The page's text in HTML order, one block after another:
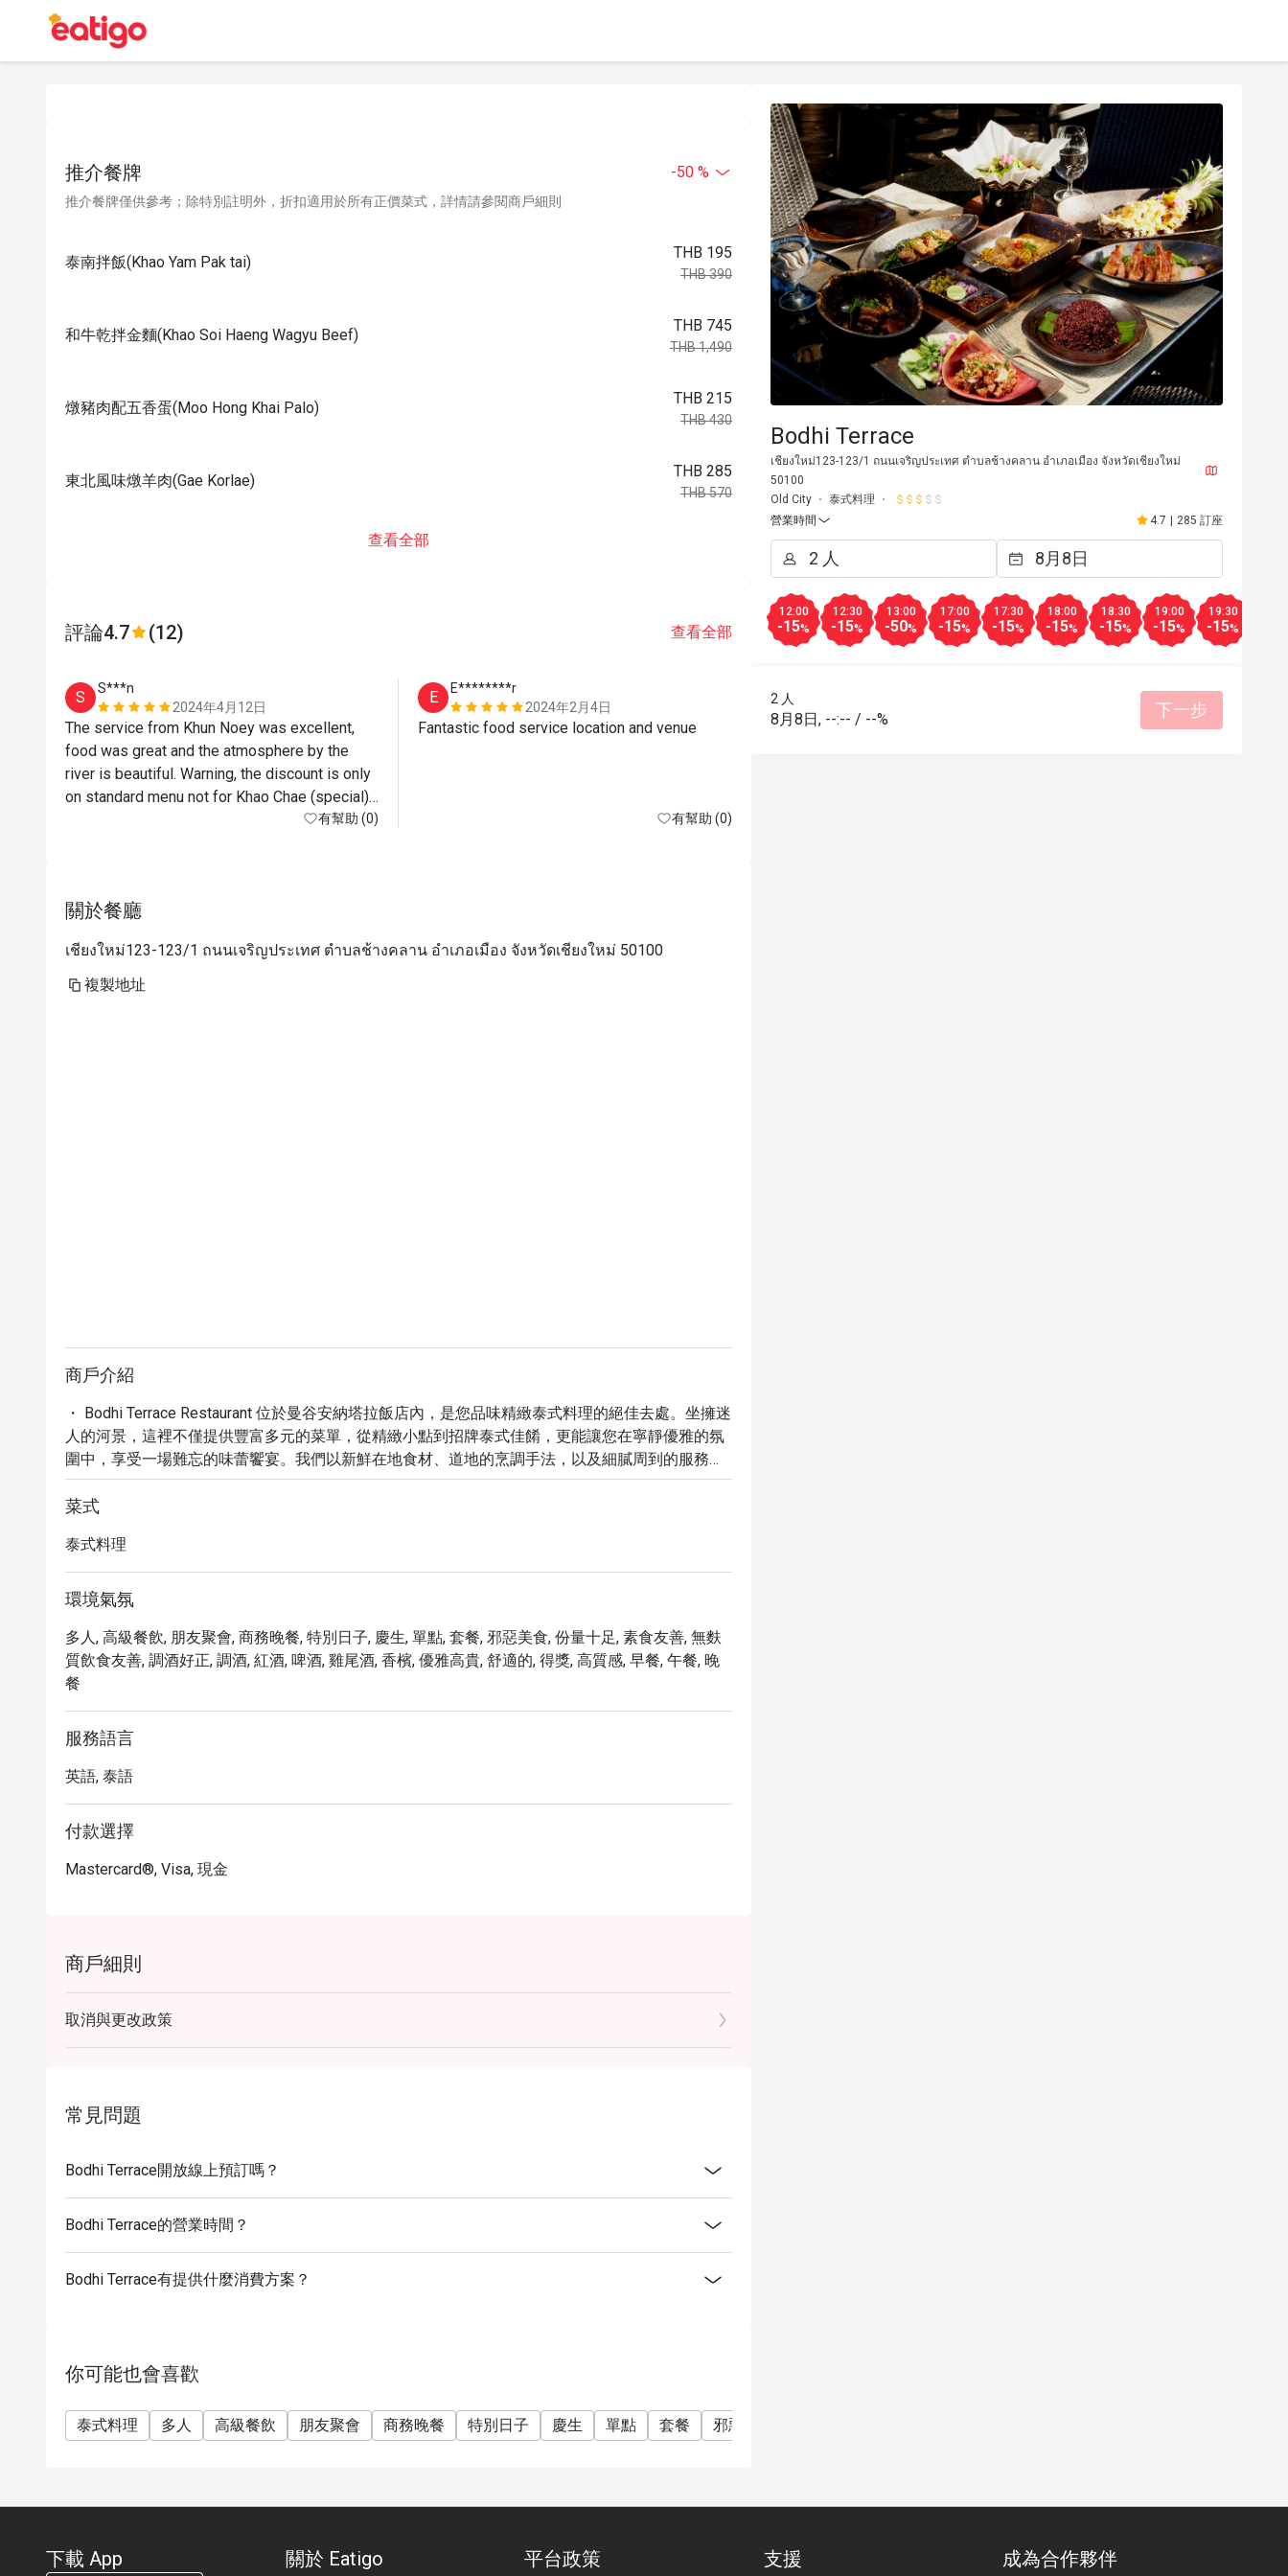
推介餐牌 -50 %
推介餐牌僅供參考；除特別註明外，折扣適用於所有正價菜式，詳情請參閱商戶細則
泰南拌飯(Khao Yam Pak tai)
THB 195
THB 390
和牛乾拌金麵(Khao Soi Haeng Wagyu Beef)
THB 745
THB 1,490
燉豬肉配五香蛋(Moo Hong Khai Palo)
THB 215
THB 430
東北風味燉羊肉(Gae Korlae)
THB 285
THB 570
查看全部
評論4.7 (12) 查看全部
S
S***n
2024年4月12日
The service from Khun Noey was excellent,
food was great and the atmosphere by the
river is beautiful. Warning, the discount is only
on standard menu not for Khao Chae (special)
or any drinks at all, even water! If you want 有幫助 (0)
E
E********r
2024年2月4日
Fantastic food service location and venue
有幫助 (0)
E E
E********r
關於餐廳
เชียงใหม่123-123/1 ถนนเจริญประเทศ ตำบลช้างคลาน อำเภอเมือง จังหวัดเชียงใหม่ 50100
複製地址
商戶介紹
・ Bodhi Terrace Restaurant 位於曼谷安納塔拉飯店內，是您品味精緻泰式料理的絕佳去處。坐擁迷
人的河景，這裡不僅提供豐富多元的菜單，從精緻小點到招牌泰式佳餚，更能讓您在寧靜優雅的氛
圍中，享受一場難忘的味蕾饗宴。我們以新鮮在地食材、道地的烹調手法，以及細膩周到的服務，
贏得了 4.6 的高評價。
・ 無論是浪漫的晚餐、悠閒的午餐，或是與親友的小聚，Bodhi Terrace Restaurant 的絕佳氛圍與多
Fi 和充足的停車位，確保您的用餐體驗舒適便捷。
・ 透過 Eatigo 預訂 Bodhi Terrace Restaurant，您將有機會享受到最高 5 折的獨家優惠，以最超值
的價格，體驗頂級泰式美饌與無與倫比的用餐環境。
菜式
泰式料理
環境氣氛
多人, 高級餐飲, 朋友聚會, 商務晚餐, 特別日子, 慶生, 單點, 套餐, 邪惡美食, 份量十足, 素食友善, 無麩
質飲食友善, 調酒好正, 調酒, 紅酒, 啤酒, 雞尾酒, 香檳, 優雅高貴, 舒適的, 得獎, 高質感, 早餐, 午餐, 晚
餐
服務語言
英語, 泰語
付款選擇
Mastercard®, Visa, 現金
商戶細則
取消與更改政策
常見問題
Bodhi Terrace開放線上預訂嗎？
Bodhi Terrace的營業時間？
Bodhi Terrace有提供什麼消費方案？
你可能也會喜歡
泰式料理 多人 高級餐飲 朋友聚會 商務晚餐 特別日子 慶生 單點 套餐 邪惡美食
Bodhi Terrace
เชียงใหม่123-123/1 ถนนเจริญประเทศ ตำบลช้างคลาน อำเภอเมือง จังหวัดเชียงใหม่
50100
Old City
泰式料理
營業時間
4.7 | 285 訂座
12:00
-15%
12:30
-15%
13:00
-50%
17:00
-15%
17:30
-15%
18:00
-15%
18:30
-15%
19:00
-15%
19:30
-15%
2 人
8月8日, --:-- / --% 下一步
下載 App 關於 Eatigo 平台政策 支援 成為合作夥伴